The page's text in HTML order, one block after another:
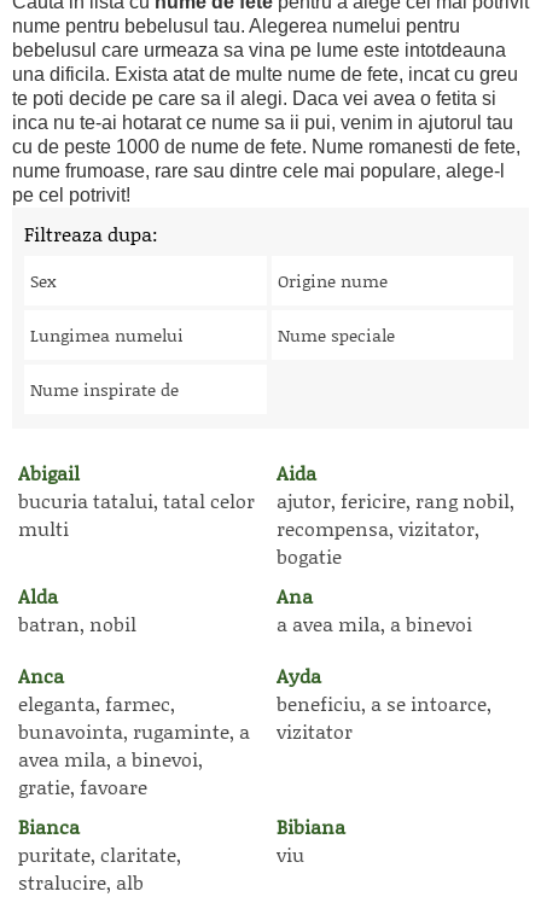
nume pentru bebelusul tau. Alegerea numelui pentru
bebelusul care urmeaza sa vina pe lume este intotdeauna
una dificila. Exista atat de multe nume de fete, incat cu greu
te poti decide pe care sa il alegi. Daca vei avea o fetita si
inca nu te-ai hotarat ce nume sa ii pui, venim in ajutorul tau
cu de peste 1000 de nume de fete. Nume romanesti de fete,
nume frumoase, rare sau dintre cele mai populare, alege-l
pe cel potrivit!
Filtreaza dupa:
Sex Origine nume
Lungimea numelui Nume speciale
Nume inspirate de
Abigail
bucuria tatalui, tatal celor
multi
Aida
ajutor, fericire, rang nobil,
recompensa, vizitator,
bogatie
Alda
batran, nobil
Ana
a avea mila, a binevoi
Anca
eleganta, farmec,
bunavointa, rugaminte, a
avea mila, a binevoi,
gratie, favoare
Ayda
beneficiu, a se intoarce,
vizitator
Bianca
puritate, claritate,
stralucire, alb
Bibiana
viu